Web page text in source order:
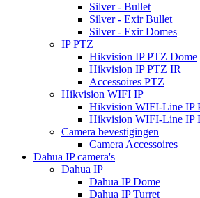
Silver - Bullet
Silver - Exir Bullet
Silver - Exir Domes
IP PTZ
Hikvision IP PTZ Dome
Hikvision IP PTZ IR
Accessoires PTZ
Hikvision WIFI IP
Hikvision WIFI-Line IP
Hikvision WIFI-Line IP
Camera bevestigingen
Camera Accessoires
Dahua IP camera's
Dahua IP
Dahua IP Dome
Dahua IP Turret